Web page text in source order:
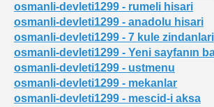
osmanli-devleti1299 - rumeli hisari
osmanli-devleti1299 - anadolu hisari
osmanli-devleti1299 - 7 kule zindanlari
osmanli-devleti1299 - Yeni sayfanın
osmanli-devleti1299 - ustmenu
osmanli-devleti1299 - mekanlar
osmanli-devleti1299 - mescid-i aksa
hayat